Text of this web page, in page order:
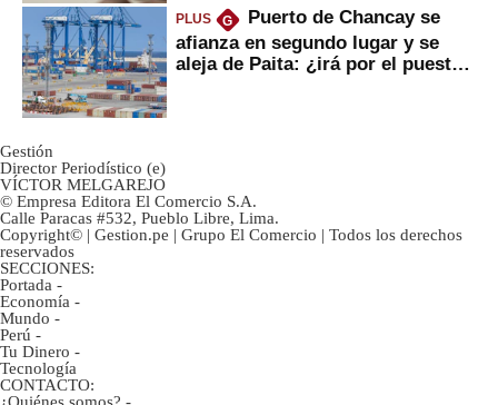
PLUS G
Puerto de Chancay se
afianza en segundo lugar y se
aleja de Paita: ¿irá por el puesto
Gestión
Director Periodístico (e)
VÍCTOR MELGAREJO
© Empresa Editora El Comercio S.A.
Calle Paracas #532, Pueblo Libre, Lima.
Copyright© | Gestion.pe | Grupo El Comercio | Todos los derechos
reservados
SECCIONES:
Portada -
Economía -
Mundo -
Perú -
Tu Dinero -
Tecnología
CONTACTO: